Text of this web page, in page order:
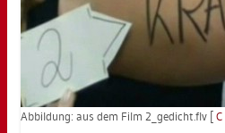
Ab­bil­dung: aus dem Film 2_­ge­dicht.flv [C